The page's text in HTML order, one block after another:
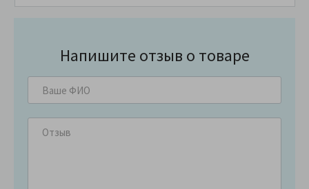
Напишите отзыв о товаре